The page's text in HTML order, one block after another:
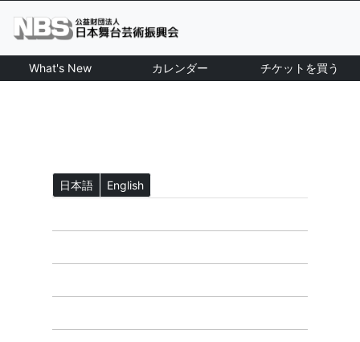
What's New カレンダー チケットを買う
日本語 English